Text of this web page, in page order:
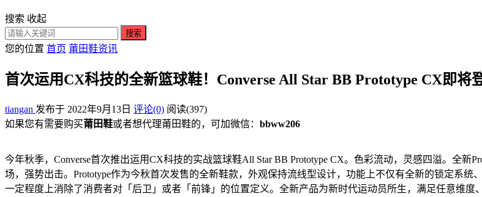
搜索 收起
搜索
您的位置 首页 莆田鞋资讯
首次运用CX科技的全新篮球鞋！Converse All Star BB Prototype CX即将
tiangan 发布于 2022年9月13日 评论(0) 阅读(397)
如果您有需要购买莆田鞋或者想代理莆田鞋的，可加微信： bbww206
今年秋季，Converse首次推出运用CX科技的实战篮球鞋All Star BB Prototype CX。色彩流动，灵感四溢。全
场，强势出击。Prototype作为今秋首次发售的全新鞋款，外观保持流线型设计，功能上不仅有全新的锁定系统
一定程度上消除了消费者对「后卫」或者「前锋」的位置定义。全新产品为新时代运动员所生，满足任意维度、